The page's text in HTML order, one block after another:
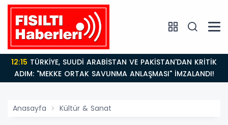
12:15
ADIM: "MEKKE ORTAK SAVUNMA ANLAŞMASI" İMZALANDI!
Anasayfa Kültür & Sanat